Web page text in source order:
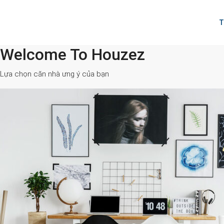
Welcome To Houzez
Lựa chọn căn nhà ưng ý của bạn